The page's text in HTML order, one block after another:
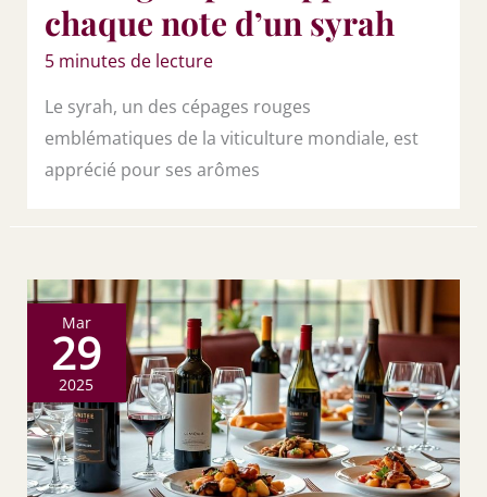
chaque note d’un syrah
5 minutes de lecture
Le syrah, un des cépages rouges
emblématiques de la viticulture mondiale, est
apprécié pour ses arômes
Mar
29
2025